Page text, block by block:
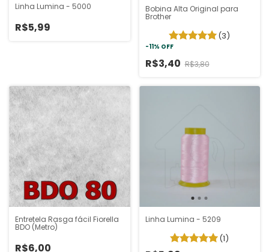
Linha Lumina - 5000
R$5,99
Bobina Alta Original para
Brother
(3)
-11% OFF
R$3,40 R$3,80
Entretela Rasga fácil Fiorella
BDO (Metro)
R$6,00
Linha Lumina - 5209
(1)